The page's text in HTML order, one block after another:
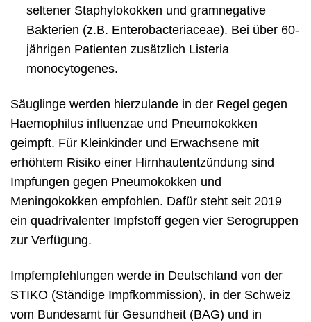
seltener Staphylokokken und gramnegative
Bakterien (z.B. Enterobacteriaceae). Bei über 60-
jährigen Patienten zusätzlich Listeria
monocytogenes.
Säuglinge werden hierzulande in der Regel gegen
Haemophilus influenzae und Pneumokokken
geimpft. Für Kleinkinder und Erwachsene mit
erhöhtem Risiko einer Hirnhautentzündung sind
Impfungen gegen Pneumokokken und
Meningokokken empfohlen. Dafür steht seit 2019
ein quadrivalenter Impfstoff gegen vier Serogruppen
zur Verfügung.
Impfempfehlungen werde in Deutschland von der
STIKO (Ständige Impfkommission), in der Schweiz
vom Bundesamt für Gesundheit (BAG) und in